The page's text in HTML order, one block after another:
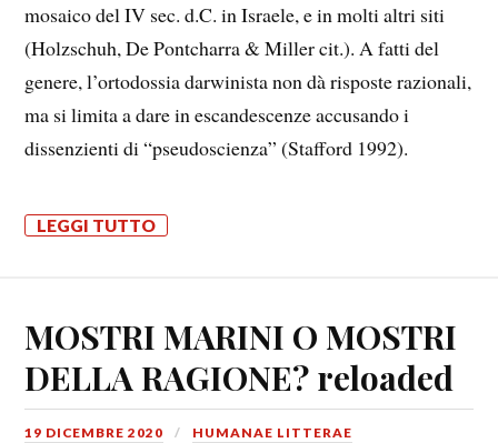
mosaico del IV sec. d.C. in Israele, e in molti altri siti
(Holzschuh, De Pontcharra & Miller cit.). A fatti del
genere, l’ortodossia darwinista non dà risposte razionali,
ma si limita a dare in escandescenze accusando i
dissenzienti di “pseudoscienza” (Stafford 1992).
LEGGI TUTTO
MOSTRI MARINI O MOSTRI
DELLA RAGIONE? reloaded
19 DICEMBRE 2020 HUMANAE LITTERAE